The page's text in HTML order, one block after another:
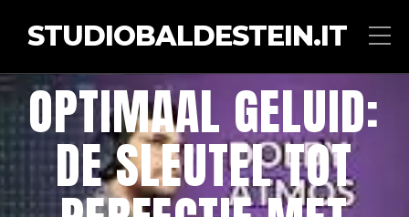
STUDIOBALDESTEIN.IT
OPTIMAAL GELUID:
DE SLEUTEL TOT